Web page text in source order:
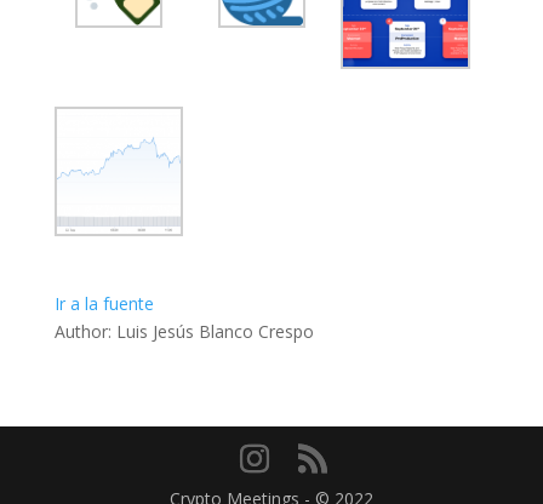
Ir a la fuente
Author: Luis Jesús Blanco Crespo
Crypto Meetings - © 2022